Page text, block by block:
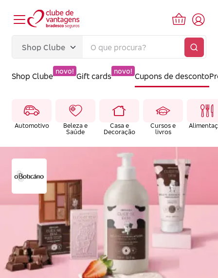
Shop Clube
novo!
Gift cards
novo!
Cupons de desconto
Automotivo
Beleza e
Saúde
Casa e
Decoração
Cursos e
livros